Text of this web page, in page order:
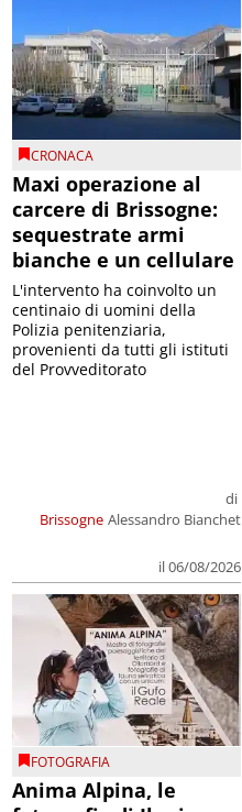
CRONACA
Maxi operazione al
carcere di Brissogne:
sequestrate armi
bianche e un cellulare
Brissogne
di
Alessandro Bianchet
il 06/08/2026
L'intervento ha coinvolto un
centinaio di uomini della
Polizia penitenziaria,
provenienti da tutti gli istituti
del Provveditorato
FOTOGRAFIA
Anima Alpina, le